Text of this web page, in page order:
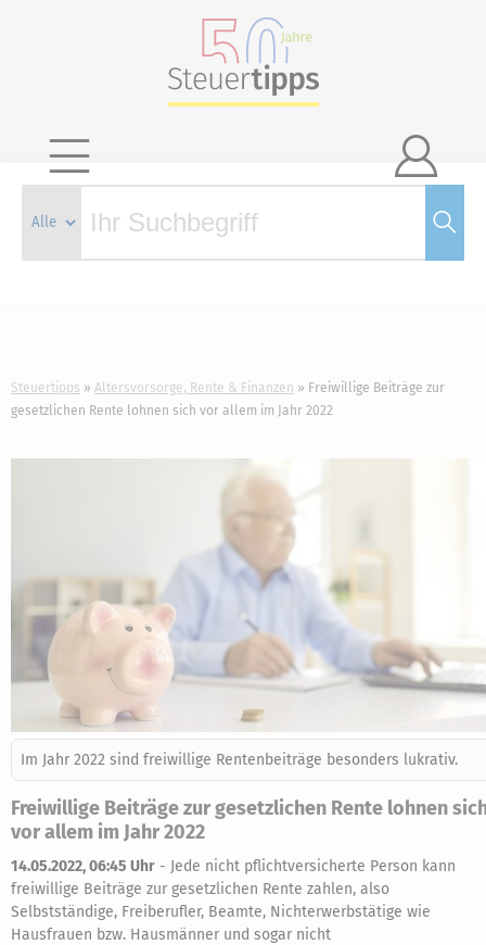

Steuertipps Altersvorsorge, Rente & Finanzen
Freiwillige Beiträge zur
gesetzlichen Rente lohnen sich vor allem im Jahr 2022
Im Jahr 2022 sind freiwillige Rentenbeiträge besonders lukrativ.
Freiwillige Beiträge zur gesetzlichen Rente lohnen
vor allem im Jahr 2022
14.05.2022, 06:45 Uhr - Jede nicht pflichtversicherte Person kann
freiwillige Beiträge zur gesetzlichen Rente zahlen, also
Selbstständige, Freiberufler, Beamte, Nichterwerbstätige wie
Hausfrauen bzw. Hausmänner und sogar nicht